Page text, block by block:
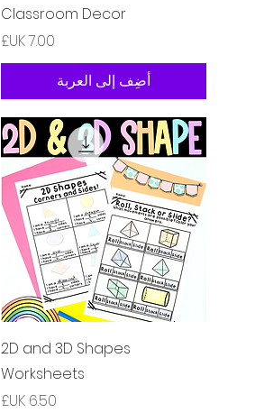
Classroom Decor
السعر
أضِف إلى العربة
العرض السريع
2D and 3D Shapes
Worksheets
السعر